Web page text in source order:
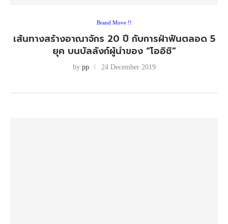
Brand Move !!
เส้นทางสร้างอาณาจักร​ 20 ปี กับการฝ่าฟันตลอด 5
ยุค บนบัลลังก์ผู้นำของ “โออิชิ”
by pp 24 December 2019